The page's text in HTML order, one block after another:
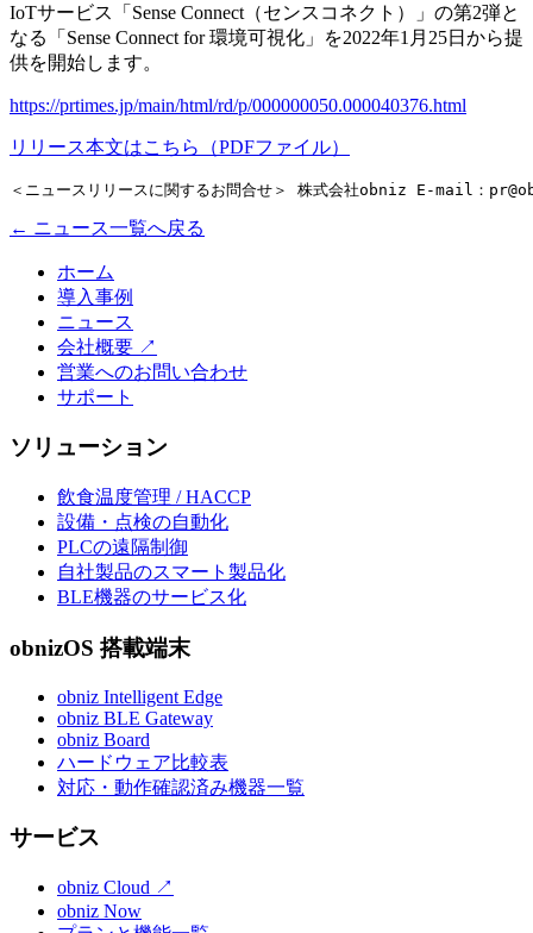
IoTサービス「Sense Connect（センスコネクト）」の第2弾と
なる「Sense Connect for 環境可視化」を2022年1月25日から提
供を開始します。
https://prtimes.jp/main/html/rd/p/000000050.000040376.html
リリース本文はこちら（PDFファイル）
＜ニュースリリースに関するお問合せ＞ 株式会社obniz E-mail：
← ニュース一覧へ戻る
ホーム
導入事例
ニュース
会社概要 ↗
営業へのお問い合わせ
サポート
ソリューション
飲食温度管理 / HACCP
設備・点検の自動化
PLCの遠隔制御
自社製品のスマート製品化
BLE機器のサービス化
obnizOS 搭載端末
obniz Intelligent Edge
obniz BLE Gateway
obniz Board
ハードウェア比較表
対応・動作確認済み機器一覧
サービス
obniz Cloud ↗
obniz Now